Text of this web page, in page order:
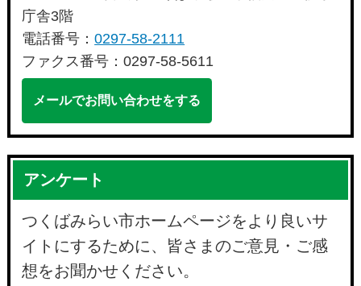
庁舎3階
電話番号：0297-58-2111
ファクス番号：0297-58-5611
メールでお問い合わせをする
アンケート
つくばみらい市ホームページをより良いサ
イトにするために、皆さまのご意見・ご感
想をお聞かせください。